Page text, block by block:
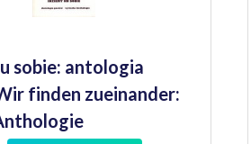
sobie: antologia
finden zueinander: